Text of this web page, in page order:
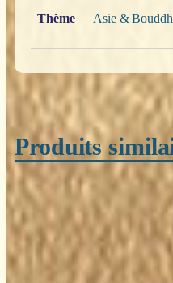
Thème Asie &
Produits